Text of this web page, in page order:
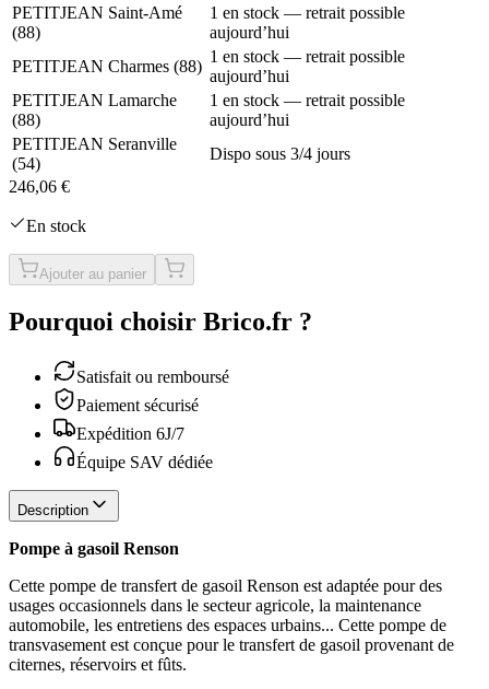
PETITJEAN Saint-Amé
(88)
1 en stock — retrait possible
aujourd’hui
PETITJEAN Charmes (88)
1 en stock — retrait possible
aujourd’hui
PETITJEAN Lamarche
(88)
1 en stock — retrait possible
aujourd’hui
PETITJEAN Seranville
(54)
Dispo sous 3/4 jours
246,06 €
En stock
Ajouter au panier
Pourquoi choisir Brico.fr ?
Satisfait ou remboursé
Paiement sécurisé
Expédition 6J/7
Équipe SAV dédiée
Description
Pompe à gasoil Renson
Cette pompe de transfert de gasoil Renson est adaptée pour des
usages occasionnels dans le secteur agricole, la maintenance
automobile, les entretiens des espaces urbains... Cette pompe de
transvasement est conçue pour le transfert de gasoil provenant de
citernes, réservoirs et fûts.